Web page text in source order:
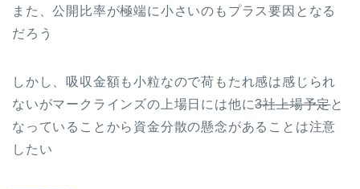
また、公開比率が極端に小さいのもプラス要因となる
だろう
しかし、吸収金額も小粒なので荷もたれ感は感じられ
ないがマークラインズの上場日には他に3社上場予定と
なっていることから資金分散の懸念があることは注意
したい